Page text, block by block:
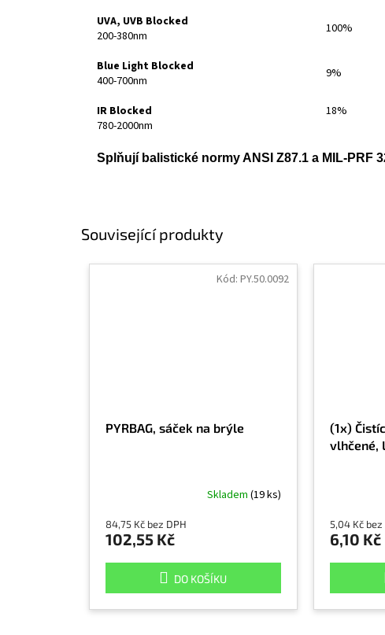
Související produkty
PYRBAG, sáček na brýle
Skladem (19 ks)
84,75 Kč bez DPH
102,55 Kč
DO KOŠÍKU
Kód: PY.50.0092
(1x)
vlhčené,
5,04 Kč bez
6,10 Kč
UVA, UVB Blocked
200-380nm
100%
Blue Light Blocked
400-700nm
9%
IR Blocked
780-2000nm
18%
Splňují balistické normy ANSI Z87.1 a MIL-PRF